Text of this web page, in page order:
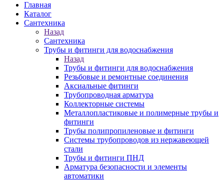
Главная
Каталог
Сантехника
Назад
Сантехника
Трубы и фитинги для водоснабжения
Назад
Трубы и фитинги для водоснабжения
Резьбовые и ремонтные соединения
Аксиальные фитинги
Трубопроводная арматура
Коллекторные системы
Металлопластиковые и полимерные трубы и
фитинги
Трубы полипропиленовые и фитинги
Системы трубопроводов из нержавеющей
стали
Трубы и фитинги ПНД
Арматура безопасности и элементы
автоматики